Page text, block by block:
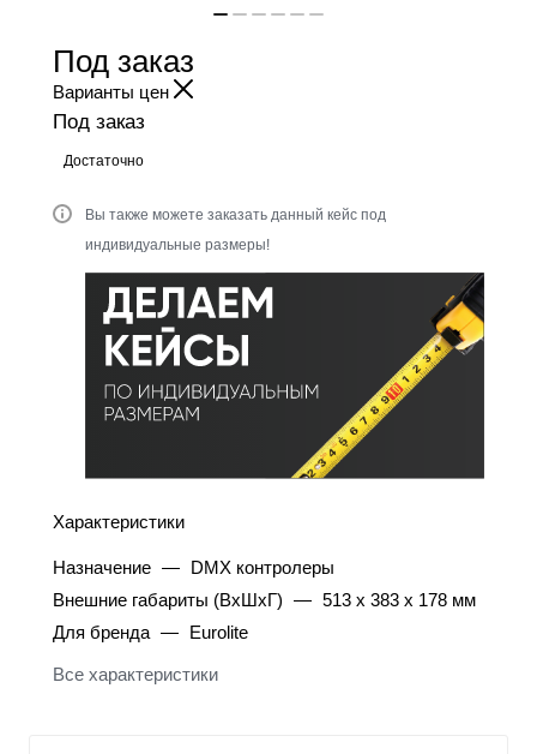
Под заказ
Варианты цен
Под заказ
Достаточно
Вы также можете заказать данный кейс под
индивидуальные размеры!
Характеристики
Назначение — DMX контролеры
Внешние габариты (ВхШхГ) — 513 x 383 x 178 мм
Для бренда — Eurolite
Все характеристики